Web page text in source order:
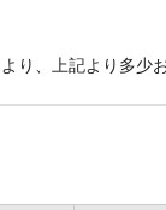
、上記より多少